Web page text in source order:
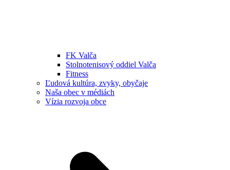
FK Valča
Stolnotenisový oddiel Valča
Fitness
Ľudová kultúra, zvyky, obyčaje
Naša obec v médiách
Vízia rozvoja obce